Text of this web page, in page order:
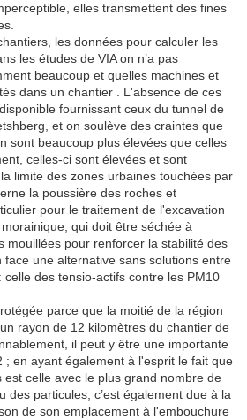
elles transmettent des fines
les données pour calculer les
les études de VIA on n’a pas
beaucoup et quelles machines et
dans un chantier . L'absence de ces
fournissant ceux du tunnel de
et on soulève des craintes que
sont beaucoup plus élevées que celles
celles-ci sont élevées et sont
limite des zones urbaines touchées par
la poussière des roches et
pour le traitement de l'excavation
qui doit être séchée à
mouillées pour renforcer la stabilité des
une alternative sans solutions entre
des tensio-actifs contre les PM10
parce que la moitié de la région
rayon de 12 kilomètres du chantier de
il peut y être une importante
; en ayant également à l'esprit le fait que
est celle avec le plus grand nombre de
des particules, c’est également due à la
de son emplacement à l'embouchure